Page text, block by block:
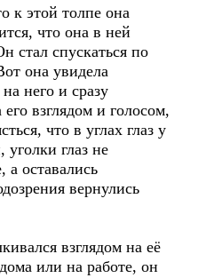
к этой толпе она
что она в ней
стал спускаться по
она увидела
него и сразу
взглядом и голосом,
что в углах глаз у
уголки глаз не
а оставались
вернулись
взглядом на её
или на работе, он